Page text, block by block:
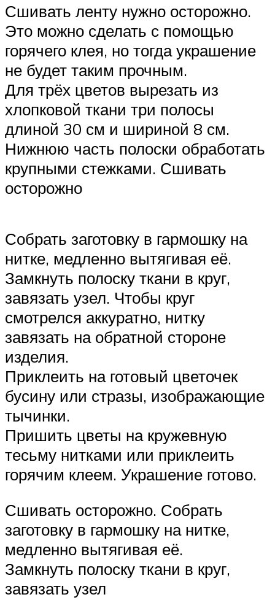
Сшивать ленту нужно осторожно.
Это можно сделать с помощью
горячего клея, но тогда украшение
не будет таким прочным.
Для трёх цветов вырезать из
хлопковой ткани три полосы
длиной 30 см и шириной 8 см.
Нижнюю часть полоски обработать
крупными стежками. Сшивать
осторожно
Собрать заготовку в гармошку на
нитке, медленно вытягивая её.
Замкнуть полоску ткани в круг,
завязать узел. Чтобы круг
смотрелся аккуратно, нитку
завязать на обратной стороне
изделия.
Приклеить на готовый цветочек
бусину или стразы, изображающие
тычинки.
Пришить цветы на кружевную
тесьму нитками или приклеить
горячим клеем. Украшение готово.
Сшивать осторожно. Собрать
заготовку в гармошку на нитке,
медленно вытягивая её.
Замкнуть полоску ткани в круг,
завязать узел